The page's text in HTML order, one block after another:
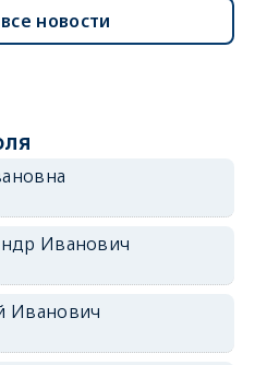
новости
Иванович
Иванович